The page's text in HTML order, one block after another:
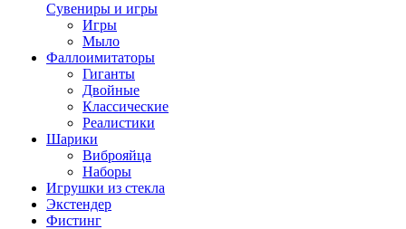
Сувениры и игры
Игры
Мыло
Фаллоимитаторы
Гиганты
Двойные
Классические
Реалистики
Шарики
Виброяйца
Наборы
Игрушки из стекла
Экстендер
Фистинг